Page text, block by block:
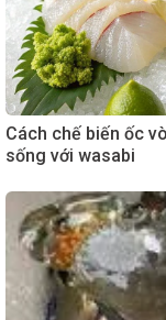
Cách chế biến ốc
sống với wasabi